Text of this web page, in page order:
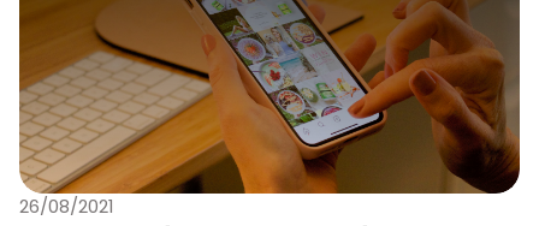
26/08/2021